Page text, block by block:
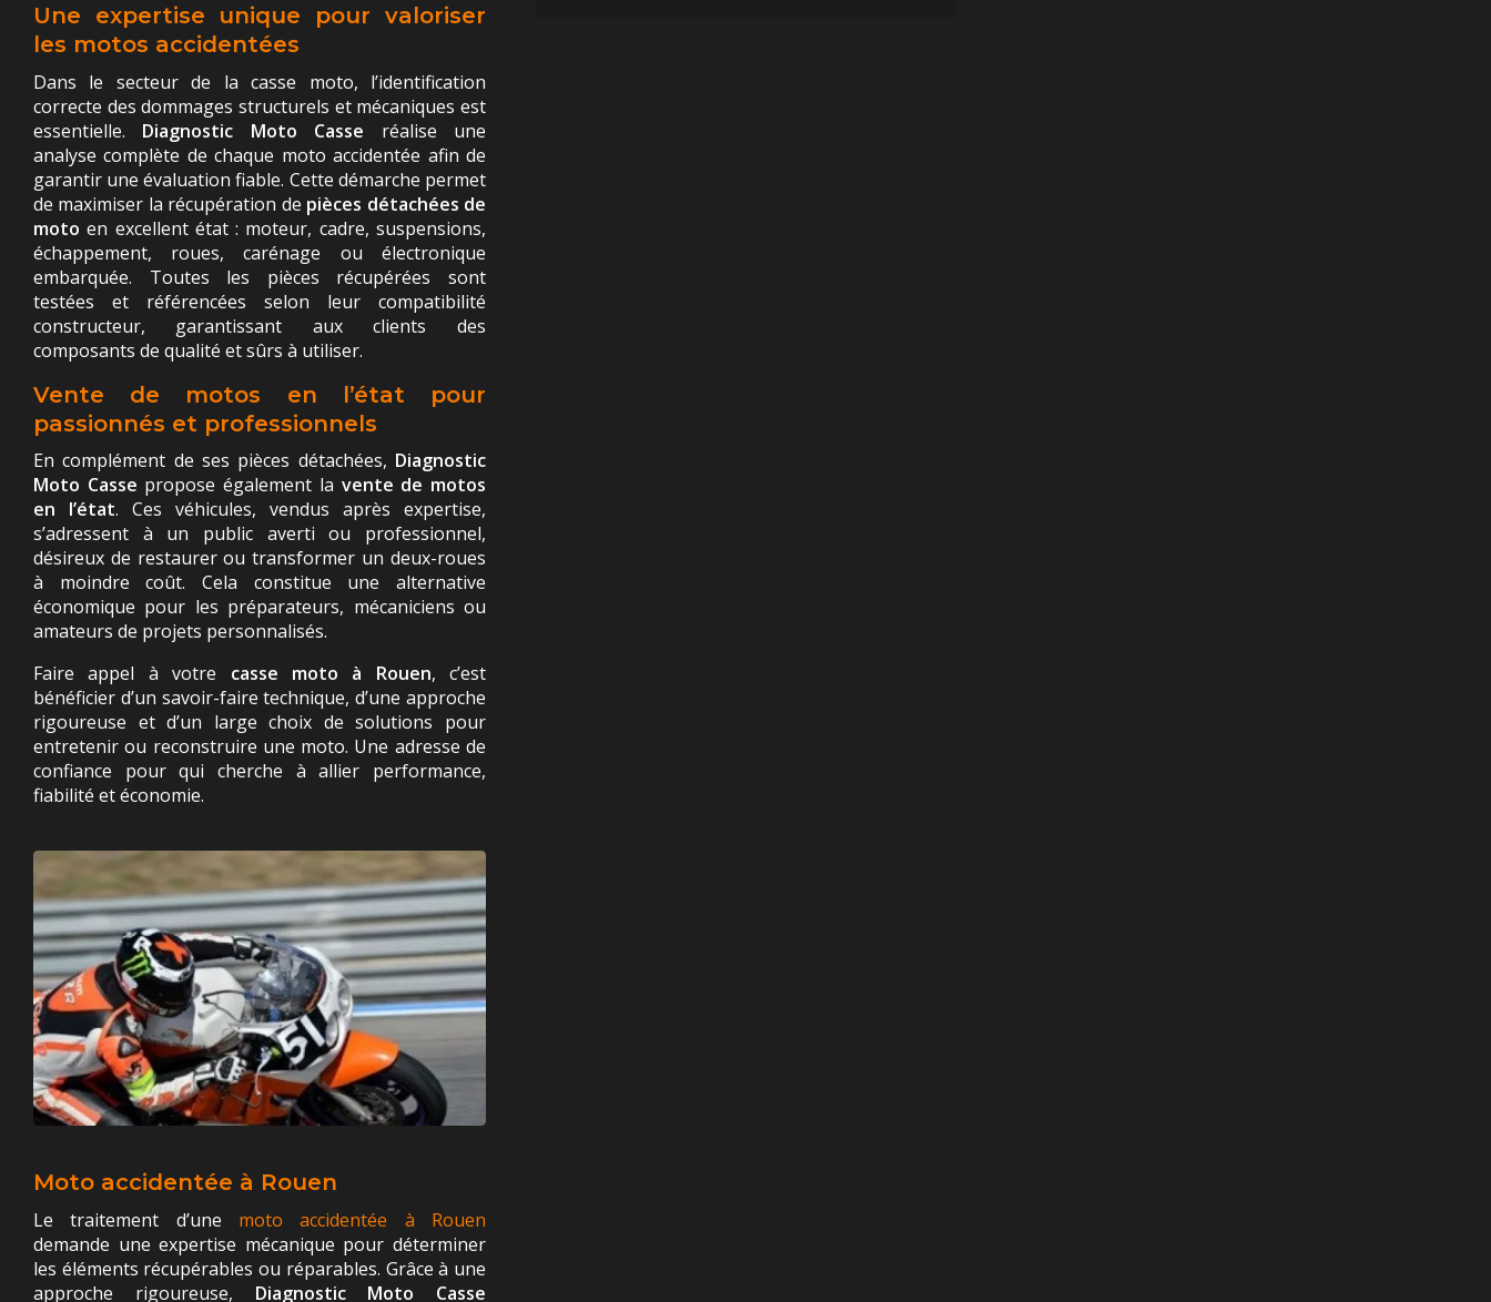
Une expertise unique pour valoriser
les motos accidentées
Dans le secteur de la casse moto, l’identification
correcte des dommages structurels et mécaniques est
essentielle. Diagnostic Moto Casse réalise une
analyse complète de chaque moto accidentée afin de
garantir une évaluation fiable. Cette démarche permet
de maximiser la récupération de pièces détachées de
moto en excellent état : moteur, cadre, suspensions,
échappement, roues, carénage ou électronique
embarquée. Toutes les pièces récupérées sont
testées et référencées selon leur compatibilité
constructeur, garantissant aux clients des
composants de qualité et sûrs à utiliser.
Vente de motos en l’état pour
passionnés et professionnels
En complément de ses pièces détachées, Diagnostic
Moto Casse propose également la vente de motos
en l’état. Ces véhicules, vendus après expertise,
s’adressent à un public averti ou professionnel,
désireux de restaurer ou transformer un deux-roues
à moindre coût. Cela constitue une alternative
économique pour les préparateurs, mécaniciens ou
amateurs de projets personnalisés.
Faire appel à votre casse moto à Rouen, c’est
bénéficier d’un savoir-faire technique, d’une approche
rigoureuse et d’un large choix de solutions pour
entretenir ou reconstruire une moto. Une adresse de
confiance pour qui cherche à allier performance,
fiabilité et économie.
Moto accidentée à Rouen
Le traitement d’une moto accidentée à Rouen
demande une expertise mécanique pour déterminer
les éléments récupérables ou réparables. Grâce à une
approche rigoureuse, Diagnostic Moto Casse